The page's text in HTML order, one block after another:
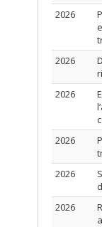
2026
2026
2026
2026
2026
2026